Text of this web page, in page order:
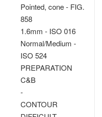
Pointed, cone - FIG.
858
1.6mm - ISO 016
Normal/Medium -
ISO 524
PREPARATION
C&B
-
CONTOUR